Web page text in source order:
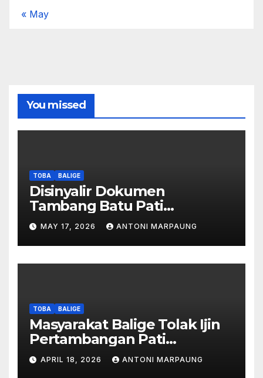
« May
You missed
TOBA BALIGE
Disinyalir Dokumen
Tambang Batu Pati
Simanjuntak Palsu – Jerry
Manurung : Tambang Tidak
Berada Di DTA – Frengki
Pardede : Kami Tidak Miliki
Dipalsukan
MAY 17, 2026 ANTONI MARPAUNG
TOBA BALIGE
Masyarakat Balige Tolak Ijin
Pertambangan Pati
Simanjuntak – btc Akan
Investigasi Proses Perijinan
APRIL 18, 2026 ANTONI MARPAUNG